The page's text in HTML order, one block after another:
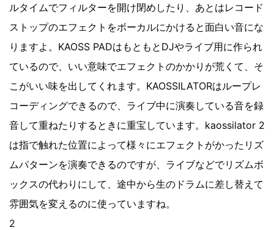
ルタイムでフィルターを開け閉めしたり、あとはレコード
ストップのエフェクトをボーカルにかけると面白い音にな
りますよ。KAOSS PADはもともとDJやライブ用に作られ
ているので、いい意味でエフェクトのかかりが荒くて、そ
こがいい味を出してくれます。KAOSSILATORはループレ
コーディングできるので、ライブ中に演奏している音を録
音して重ねたりするときに重宝しています。kaossilator 2
は指で触れた位置によって様々にエフェクトがかったリズ
ムパターンを演奏できるのですが、ライブなどでリズムボ
ックスの代わりにして、途中から生のドラムに差し替えて
雰囲気を変えるのに使っていますね。
2